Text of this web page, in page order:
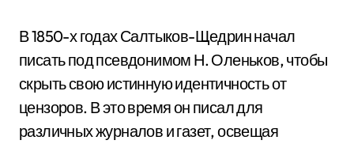
В 1850-х годах Салтыков-Щедрин начал
писать под псевдонимом Н. Оленьков, чтобы
скрыть свою истинную идентичность от
цензоров. В это время он писал для
различных журналов и газет, освещая